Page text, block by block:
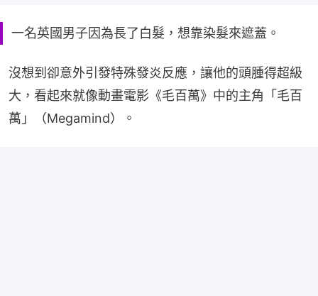
一名英國男子因為長了白髮，想靠染髮來遮蓋。
沒想到卻意外引發特殊發炎反應，讓他的頭腫得超級
大，看起來就像動畫電影《毛百萬》中的主角「毛百
萬」（Megamind）。